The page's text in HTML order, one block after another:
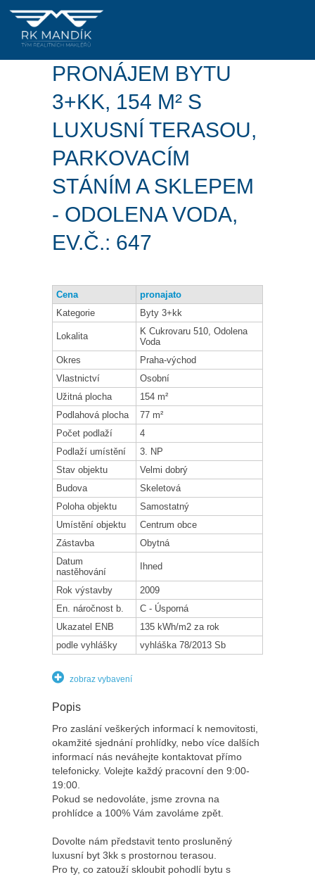
PRONÁJEM BYTU
3+KK, 154 M² S
LUXUSNÍ TERASOU,
PARKOVACÍM
STÁNÍM A SKLEPEM
- ODOLENA VODA,
EV.Č.: 647
Cena
pronajato
Kategorie
Byty 3+kk
Lokalita
K Cukrovaru 510, Odolena
Voda
Okres
Praha-východ
Vlastnictví
Osobní
Užitná plocha
154 m²
Podlahová plocha
77 m²
Počet podlaží
4
Podlaží umístění
3. NP
Stav objektu
Velmi dobrý
Budova
Skeletová
Poloha objektu
Samostatný
Umístění objektu
Centrum obce
Zástavba
Obytná
Datum
nastěhování
Ihned
Rok výstavby
2009
En. náročnost b.
C - Úsporná
Ukazatel ENB
135 kWh/m2 za rok
podle vyhlášky
vyhláška 78/2013 Sb
zobraz vybavení
Popis
Pro zaslání veškerých informací k nemovitosti,
okamžité sjednání prohlídky, nebo více dalších
informací nás neváhejte kontaktovat přímo
telefonicky. Volejte každý pracovní den 9:00-
19:00.
Pokud se nedovoláte, jsme zrovna na
prohlídce a 100% Vám zavoláme zpět.
Dovolte nám představit tento prosluněný
luxusní byt 3kk s prostornou terasou.
Pro ty, co zatouží skloubit pohodlí bytu s